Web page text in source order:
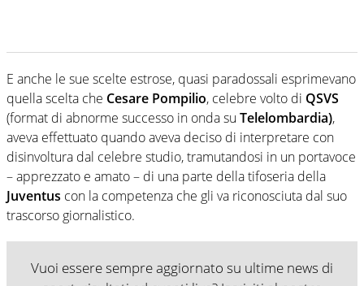
E anche le sue scelte estrose, quasi paradossali esprimevano
quella scelta che Cesare Pompilio, celebre volto di QSVS
(format di abnorme successo in onda su Telelombardia),
aveva effettuato quando aveva deciso di interpretare con
disinvoltura dal celebre studio, tramutandosi in un portavoce
– apprezzato e amato – di una parte della tifoseria della
Juventus con la competenza che gli va riconosciuta dal suo
trascorso giornalistico.
Vuoi essere sempre aggiornato su ultime news di